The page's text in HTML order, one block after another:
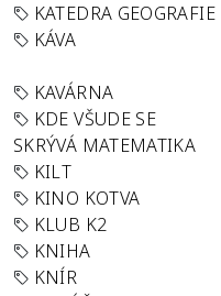
KATEDRA GEOGRAFIE
KÁVA
KAVÁRNA
KDE VŠUDE SE
SKRÝVÁ MATEMATIKA
KILT
KINO KOTVA
KLUB K2
KNIHA
KNÍR